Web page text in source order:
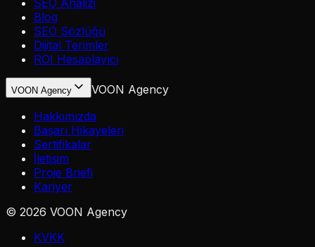
SEO Analizi
Blog
SEO Sözlüğü
Dijital Terimler
ROI Hesaplayıcı
VOON Agency
VOON Agency
Hakkımızda
Başarı Hikayeleri
Sertifikalar
İletişim
Proje Briefi
Kariyer
© 2026 VOON Agency
KVKK